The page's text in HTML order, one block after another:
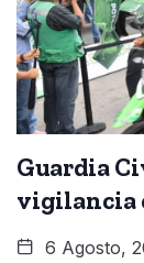
Guardia
vigilancia
6 Agosto,